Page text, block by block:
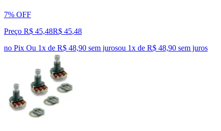
7% OFF
Preço R$ 45,48R$ 45,48
no Pix Ou 1x de R$ 48,90 sem jurosou 1x de R$ 48,90 sem juros